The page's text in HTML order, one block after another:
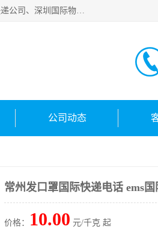
深圳市鑫飞速国际物流有限公司是一家从事深圳国际快递，业务涵盖范围：深圳DHL国际快递、深圳国际快递公司、深圳国际物流公司、深圳国际快递、深圳DHL国际快递电话可拨打全国服务热线：15019287411。欢迎各位亲来人来电到我司洽谈合作。
公司动态
常州发口罩国际快递电话 ems
价格： 10.00 元/千克 起